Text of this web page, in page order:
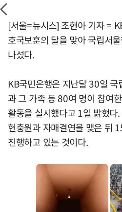
[서울=뉴시스] 조현아 기자 =
호국보훈의 달을 맞아 국립서
나섰다.
KB국민은행은 지난달 30일 국
과 그 가족 등 80여 명이 참여
활동을 실시했다고 1일 밝혔
현충원과 자매결연을 맺은 뒤
진행하고 있는 것이다.